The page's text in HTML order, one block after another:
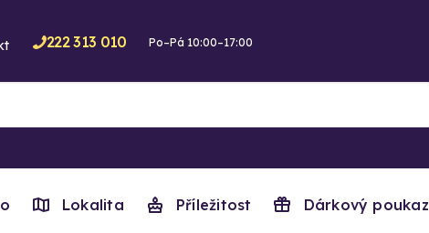
222 313 010 Po–Pá 10:00–17:00
Lokalita Příležitost Dárkový poukaz